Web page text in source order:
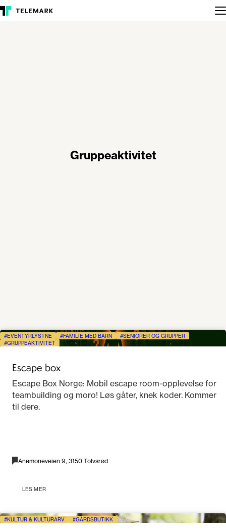
Gruppeaktivitet
EVENTYRLYSTNE FAMILIE MED BARN
SENIORER OG GRUPPER
GRUPPEAKTIVITET
Escape box
Escape Box Norge: Mobil escape room-opplevelse for
teambuilding og moro! Løs gåter, knek koder. Kommer
til dere.
Anemoneveien 9, 3150 Tolvsrød
LES MER
KULTUR & KULTURARV GÅRDSBUTIKK